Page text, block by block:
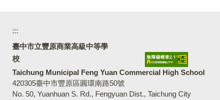
:::
臺中市立豐原商業高級中等學
校
Taichung Municipal Feng Yuan Commercial High School
420305臺中市豐原區圓環南路50號
No. 50, Yuanhuan S. Rd., Fengyuan Dist., Taichung City